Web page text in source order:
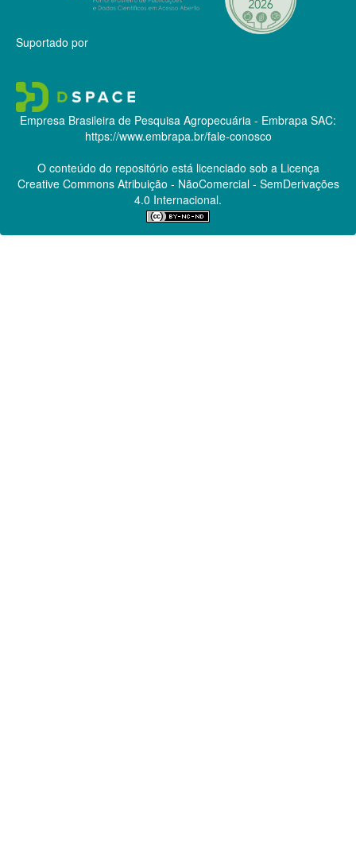
Suportado por
Empresa Brasileira de Pesquisa Agropecuária - Embrapa SAC:
https://www.embrapa.br/fale-conosco
O conteúdo do repositório está licenciado sob a Licença
Creative CommonsAtribuição - NãoComercial - SemDerivações
4.0 Internacional.